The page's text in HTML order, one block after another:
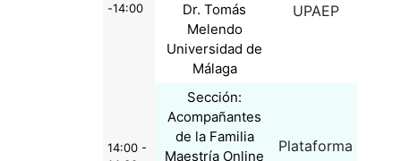
-14:00
Dr. Tomás
Melendo
Universidad de
Málaga
UPAEP
14:00 -
Sección:
Acompañantes
de la Familia
Maestría Online
Plataforma